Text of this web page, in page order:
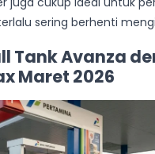
sering berhenti
Tank Avanza
Maret 2026